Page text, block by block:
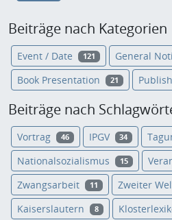
Beiträge nach Kategorien
Event / Date 121 General
Book Presentation 21
Beiträge nach
Vortrag 46 IPGV 34
Nationalsozialismus 15
Zwangsarbeit 11 Zweiter
Kaiserslautern 8